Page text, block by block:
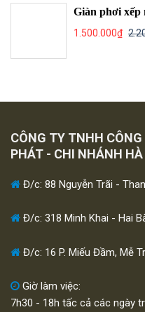
Giàn phơi xếp
1.500.000₫
CÔNG TY TNHH
PHÁT - CHI NHÁNH HÀ
Đ/c: 88 Nguyễn Trãi -
Đ/c: 318 Minh Khai - Hai
Đ/c: 16 P. Miếu Đầm, Mễ
Giờ làm việc:
7h30 - 18h tấc cả các ngày